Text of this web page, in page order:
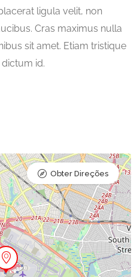
ligula velit, non
Cras maximus nulla
sit amet. Etiam tristique
id.
Obter Direções